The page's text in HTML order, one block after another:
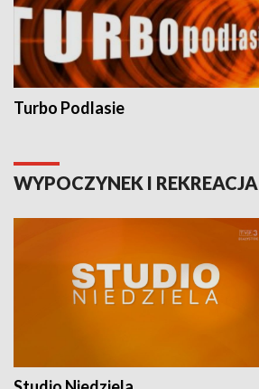
Turbo Podlasie
WYPOCZYNEK I REKREACJA